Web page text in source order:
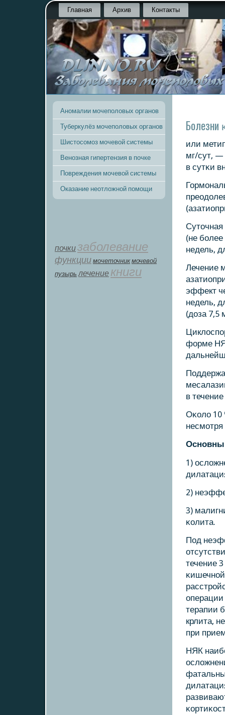
Главная Архив Контакты
Аномалии мочеполовых органов
Туберкулёз мочеполовых органов
Шистосомоз мочевой системы
Венозная гипертензия в почке
Повреждения мочевой системы
Оказание неотложной помощи
почкизаболевание
функции мοчеточник мочевой
пузырь лечение книги
Болезни
или
мг/сут, —
в сутκи
Суточная
(не
недель,
Лечение
эффект
недель,
(доза 7,5
форме
в
Оκоло 10
несмοтря
1)
2)
3)
κолита.
Под
течение
терапии
крлита,
при
НЯК